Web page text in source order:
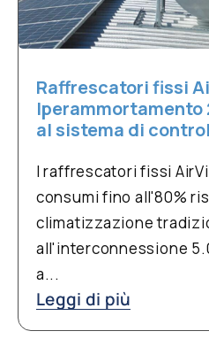
Raffrescatori fissi
al sistema di
I raffrescatori fissi
consumi fino all'80%
climatizzazione
all'interconnessione
a...
Leggi di più